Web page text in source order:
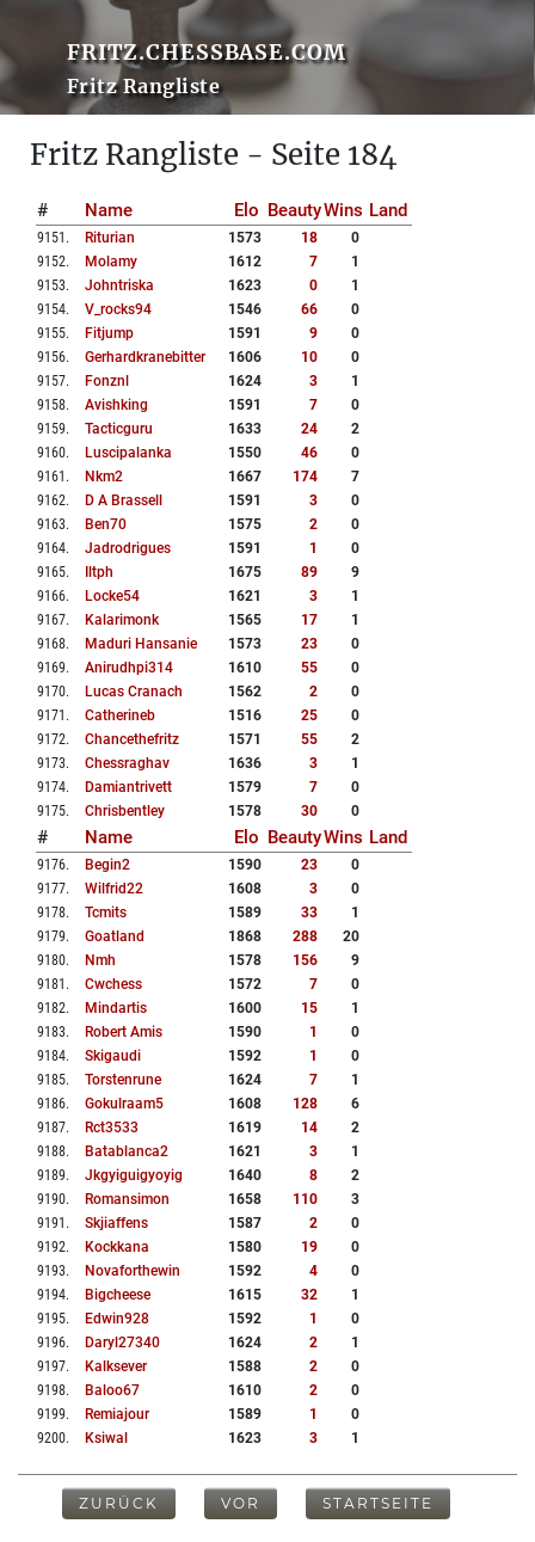
FRITZ.CHESSBASE.COM
Fritz Rangliste
Fritz Rangliste - Seite 184
# Name Elo BeautyWins Land
9151 . Riturian 1573 18
0
9152. Molamy 1612 7
1
9153. Johntriska 1623 0
1
9154. V_rocks94 1546 66
0
9155. Fitjump 1591 9
0
9156. Gerhardkranebitter 1606 10
0
9157. Fonznl 1624 3
1
9158. Avishking 1591 7
0
9159. Tacticguru 1633 24
2
9160. Luscipalanka 1550 46
0
9161 . Nkm2 1667 174
7
9162. D A Brassell 1591 3
0
9163. Ben70 1575 2
0
9164. Jadrodrigues 1591 1
0
9165. Iltph 1675 89
9
9166. Locke54 1621 3
1
9167. Kalarimonk 1565 17
1
9168. Maduri Hansanie 1573 23
0
9169. Anirudhpi314 1610 55
0
9170. Lucas Cranach 1562 2
0
9171 . Catherineb 1516 25
0
9172. Chancethefritz 1571 55
2
9173. Chessraghav 1636 3
1
9174. Damiantrivett 1579 7
0
9175. Chrisbentley 1578 30 0
# Name Elo BeautyWins Land
9176. Begin2 1590 23
0
9177. Wilfrid22 1608 3
0
9178. Tcmits 1589 33
1
9179. Goatland 1868 288
20
9180. Nmh 1578 156
9
9181 . Cwchess 1572 7
0
9182. Mindartis 1600 15
1
9183. Robert Amis 1590 1
0
9184. Skigaudi 1592 1
0
9185. Torstenrune 1624 7
1
9186. Gokulraam5 1608 128
6
9187. Rct3533 1619 14
2
9188. Batablanca2 1621 3
1
9189. Jkgyiguigyoyig 1640 8
2
9190. Romansimon 1658 110
3
9191 . Skjiaffens 1587 2
0
9192. Kockkana 1580 19
0
9193. Novaforthewin 1592 4
0
9194. Bigcheese 1615 32
1
9195. Edwin928 1592 1
0
9196. Daryl27340 1624 2
1
9197. Kalksever 1588 2
0
9198. Baloo67 1610 2
0
9199. Remiajour 1589 1
0
9200. Ksiwal 1623 3 1
ZURÜCK VOR STARTSEITE